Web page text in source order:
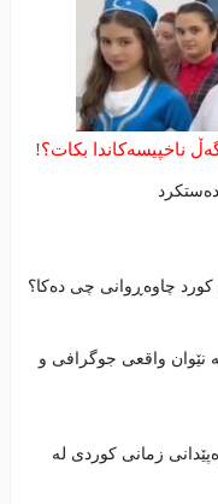
ناخپیسەکاندا بکات؟!
چاوەڕوانی چی دەکا؟
نێوان واقعی جوگرافی و
زمانی کوردی لە